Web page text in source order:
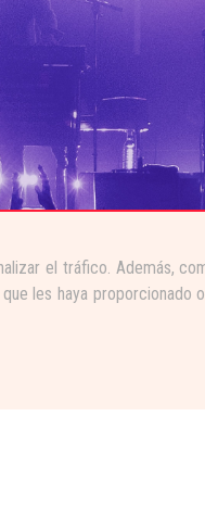
el tráfico. Además,
les haya proporcionado